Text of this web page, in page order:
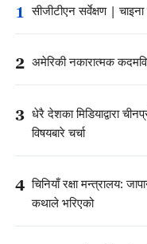
1 सीजीटीएन सर्वेक्षण |
2 अमेरिकी नकारात्मक
3 धेरै देशका मिडियाद्वारा
विषयबारे चर्चा
4 चिनियाँ रक्षा मन्त्रालय:
कथाले भरिएको